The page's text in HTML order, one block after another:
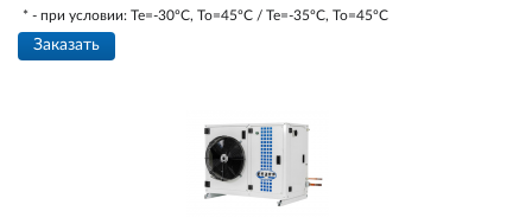
* - при условии: Te=-30ºC, To=45ºC / Te=-35ºC, To=45ºC
Заказать